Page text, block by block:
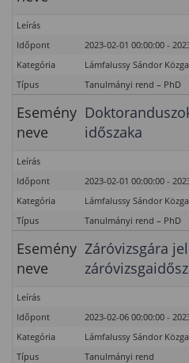
Leírás
Időpont
2023-02-01 00:00:00 -
Kategória
Lámfalussy Sándor
Típus
Tanulmányi rend – PhD
Esemény
neve
időszaka
Leírás
Időpont
2023-02-01 00:00:00 -
Kategória
Lámfalussy Sándor
Típus
Tanulmányi rend – PhD
Esemény
neve
Záróvizsgára
Leírás
Időpont
2023-02-06 00:00:00 -
Kategória
Lámfalussy Sándor
Típus
Tanulmányi rend